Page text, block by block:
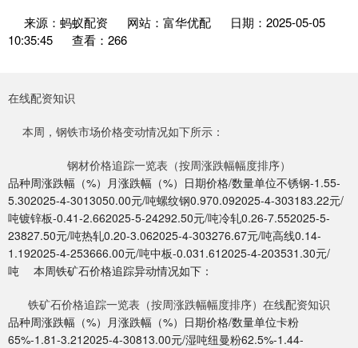
来源：蚂蚁配资 网站：富华优配
日期：2025-05-05
10:35:45
查看：266
在线配资知识
本周，钢铁市场价格变动情况如下所示：
钢材价格追踪一览表（按周涨跌幅幅度排序）
品种周涨跌幅（%）月涨跌幅（%）日期价格/数量单位不锈钢-1.55-
5.302025-4-3013050.00元/吨螺纹钢0.970.092025-4-303183.22元/
吨镀锌板-0.41-2.662025-5-24292.50元/吨冷轧0.26-7.552025-5-
23827.50元/吨热轧0.20-3.062025-4-303276.67元/吨高线0.14-
1.192025-4-253666.00元/吨中板-0.031.612025-4-203531.30元/
吨 本周铁矿石价格追踪异动情况如下：
铁矿石价格追踪一览表（按周涨跌幅幅度排序）在线配资知识
品种周涨跌幅（%）月涨跌幅（%）日期价格/数量单位卡粉
65%-1.81-3.212025-4-30813.00元/湿吨纽曼粉62.5%-1.44-